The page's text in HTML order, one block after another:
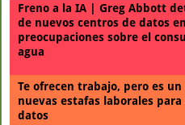
Freno a la IA | Greg Abbott
de nuevos centros de datos
preocupaciones sobre el
agua
Te ofrecen trabajo, pero es un
nuevas estafas laborales
datos